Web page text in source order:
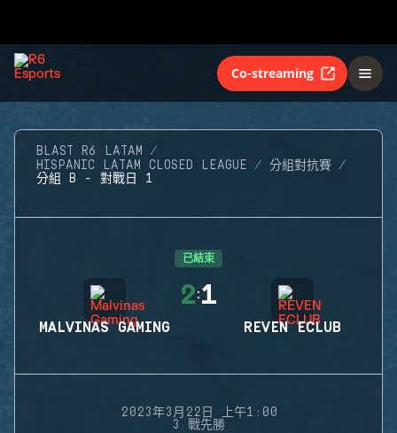
Co-streaming
BLAST R6 LATAM
HISPANIC LATAM CLOSED LEAGUE
分組對抗賽
分組 B - 對戰日 1
已結束
MALVINAS GAMING
2:1
REVEN ECLUB
2023年3月22日 上午1:00
3 戰先勝